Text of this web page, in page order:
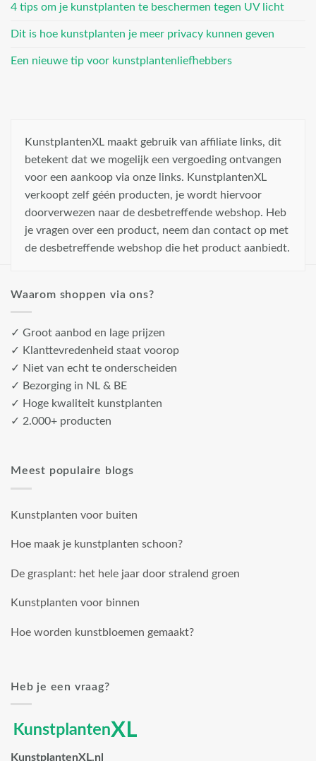
4 tips om je kunstplanten te beschermen tegen UV licht
Dit is hoe kunstplanten je meer privacy kunnen geven
Een nieuwe tip voor kunstplantenliefhebbers
KunstplantenXL maakt gebruik van affiliate links, dit
betekent dat we mogelijk een vergoeding ontvangen
voor een aankoop via onze links. KunstplantenXL
verkoopt zelf géén producten, je wordt hiervoor
doorverwezen naar de desbetreffende webshop. Heb
je vragen over een product, neem dan contact op met
de desbetreffende webshop die het product aanbiedt.
Waarom shoppen via ons?
✓ Groot aanbod en lage prijzen
✓ Klanttevredenheid staat voorop
✓ Niet van echt te onderscheiden
✓ Bezorging in NL & BE
✓ Hoge kwaliteit kunstplanten
✓ 2.000+ producten
Meest populaire blogs
Kunstplanten voor buiten
Hoe maak je kunstplanten schoon?
De grasplant: het hele jaar door stralend groen
Kunstplanten voor binnen
Hoe worden kunstbloemen gemaakt?
Heb je een vraag?
KunstplantenXL.nl